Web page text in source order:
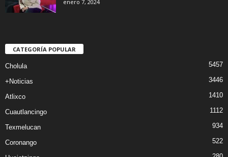
enero 7, 2024
CATEGORÍA POPULAR
Cholula 5457
+Noticias 3446
Atlixco 1410
Cuautlancingo 1112
Texmelucan 934
Coronango 522